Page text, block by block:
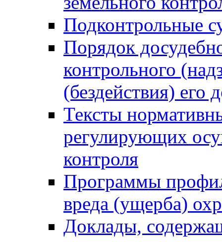
Подконтрольные
Порядок
контрольного
(бездействия)
Тексты
регулирующих
контроля
Программы
вреда (ущерба)
Доклады,